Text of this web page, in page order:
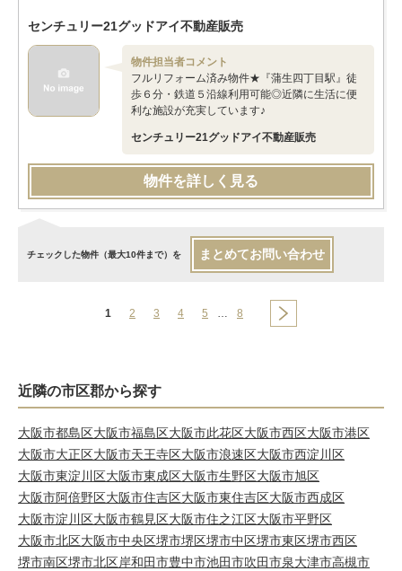
センチュリー21グッドアイ不動産販売
物件担当者コメント
フルリフォーム済み物件★『蒲生四丁目駅』徒
歩６分・鉄道５沿線利用可能◎近隣に生活に便
利な施設が充実しています♪
センチュリー21グッドアイ不動産販売
物件を詳しく見る
チェックした物件（最大10件まで）を まとめてお問い合わせ
1 2 3 4 5 … 8
近隣の市区郡から探す
大阪市都島区大阪市福島区大阪市此花区大阪市西区大阪市港区
大阪市大正区大阪市天王寺区大阪市浪速区大阪市西淀川区
大阪市東淀川区大阪市東成区大阪市生野区大阪市旭区
大阪市阿倍野区大阪市住吉区大阪市東住吉区大阪市西成区
大阪市淀川区大阪市鶴見区大阪市住之江区大阪市平野区
大阪市北区大阪市中央区堺市堺区堺市中区堺市東区堺市西区
堺市南区堺市北区岸和田市豊中市池田市吹田市泉大津市高槻市